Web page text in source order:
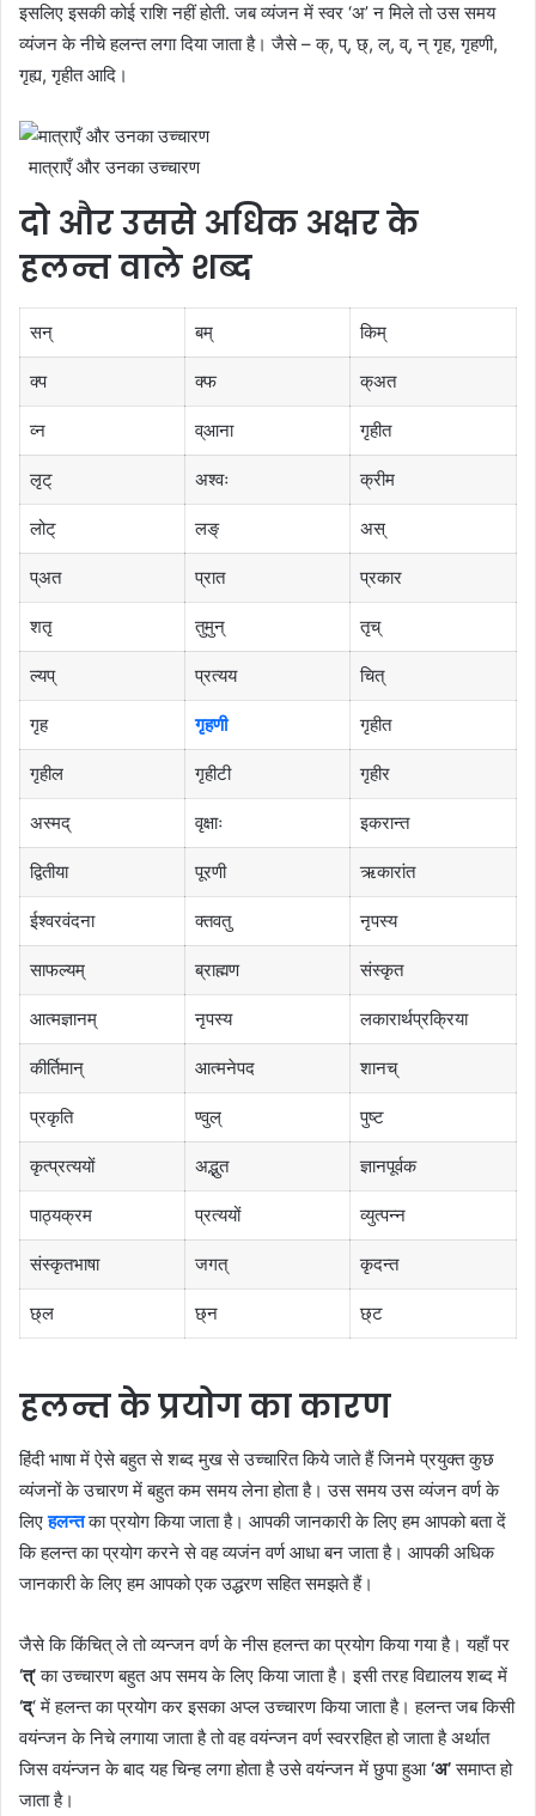
इसलिए इसकी कोई राशि नहीं होती. जब व्यंजन में स्वर ‘अ’ न मिले तो उस समय
व्यंजन के नीचे हलन्त लगा दिया जाता है। जैसे – क्, प्, छ्, ल्, व्, न् गृह, गृहणी,
गृह्य, गृहीत आदि।
मात्राएँ और उनका उच्चारण
दो और उससे अधिक अक्षर के
हलन्त वाले शब्द
सन् बम् किम्
क्प क्फ क्अत
व्न व्आना गृहीत
लृट् अश्वः क्रीम
लोट् लङ् अस्
प्अत प्रात प्रकार
शतृ तुमुन् तृच्
ल्यप् प्रत्यय चित्
गृह गृहणी गृहीत
गृहील गृहीटी गृहीर
अस्मद् वृक्षाः इकरान्त
द्वितीया पूरणी ऋकारांत
ईश्वरवंदना क्तवतु नृपस्य
साफल्यम् ब्राह्मण संस्कृत
आत्मज्ञानम् नृपस्य लकारार्थप्रक्रिया
कीर्तिमान् आत्मनेपद शानच्
प्रकृति ण्वुल् पुष्ट
कृत्प्रत्ययों अद्भुत ज्ञानपूर्वक
पाठ्यक्रम प्रत्ययों व्युत्पन्न
संस्कृतभाषा जगत् कृदन्त
छ्ल छ्न छ्ट
हलन्त के प्रयोग का कारण
हिंदी भाषा में ऐसे बहुत से शब्द मुख से उच्चारित किये जाते हैं जिनमे प्रयुक्त कुछ
व्यंजनों के उचारण में बहुत कम समय लेना होता है। उस समय उस व्यंजन वर्ण के
लिएहलन्तका प्रयोग किया जाता है। आपकी जानकारी के लिए हम आपको बता दें
कि हलन्त का प्रयोग करने से वह व्यजंन वर्ण आधा बन जाता है। आपकी अधिक
जानकारी के लिए हम आपको एक उद्धरण सहित समझते हैं।
जैसे कि किंचित् ले तो व्यन्जन वर्ण के नीस हलन्त का प्रयोग किया गया है। यहाँ पर
‘त्’का उच्चारण बहुत अप समय के लिए किया जाता है। इसी तरह विद्यालय शब्द में
‘द्‘ में हलन्त का प्रयोग कर इसका अप्ल उच्चारण किया जाता है। हलन्त जब किसी
वयंन्जन के निचे लगाया जाता है तो वह वयंन्जन वर्ण स्वररहित हो जाता है अर्थात
जिस वयंन्जन के बाद यह चिन्ह लगा होता है उसे वयंन्जन में छुपा हुआ‘अ’समाप्त हो
जाता है।